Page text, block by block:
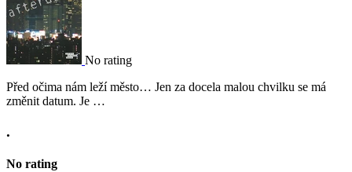
No rating
Před očima nám leží město… Jen za docela malou chvilku se má
změnit datum. Je …
.
No rating